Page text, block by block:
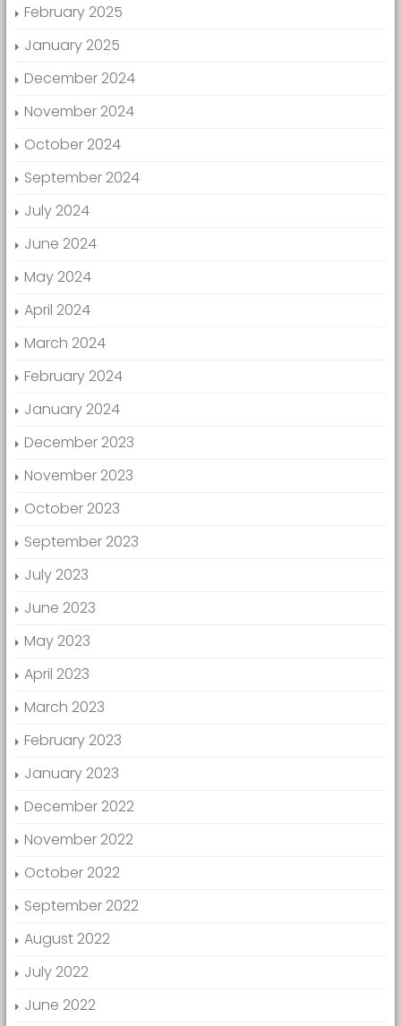
February 2025
January 2025
December 2024
November 2024
October 2024
September 2024
July 2024
June 2024
May 2024
April 2024
March 2024
February 2024
January 2024
December 2023
November 2023
October 2023
September 2023
July 2023
June 2023
May 2023
April 2023
March 2023
February 2023
January 2023
December 2022
November 2022
October 2022
September 2022
August 2022
July 2022
June 2022